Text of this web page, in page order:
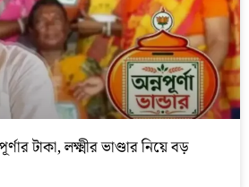
টাকা, লক্ষ্মীর ভাণ্ডার নিয়ে বড়